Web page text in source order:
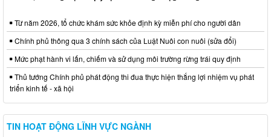
Từ năm 2026, tổ chức khám sức khỏe định kỳ miễn phí cho người dân
Chính phủ thông qua 3 chính sách của Luật Nuôi con nuôi (sửa đổi)
Mức phạt hành vi lấn, chiếm và sử dụng môi trường rừng trái quy định
Thủ tướng Chính phủ phát động thi đua thực hiện thắng lợi nhiệm vụ phát
triển kinh tế - xã hội
TIN HOẠT ĐỘNG LĨNH VỰC NGÀNH